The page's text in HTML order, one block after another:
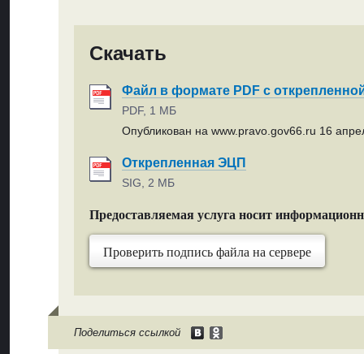
Скачать
Файл в формате PDF с
PDF, 1 МБ
Опубликован на www.pravo.gov66.ru 16
Открепленная ЭЦП
SIG, 2 МБ
Предоставляемая услуга носит
Проверить подпись файла на сервере
Поделиться ссылкой